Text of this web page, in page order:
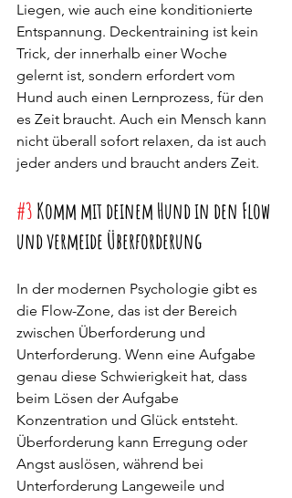
Liegen, wie auch eine konditionierte
Entspannung. Deckentraining ist kein
Trick, der innerhalb einer Woche
gelernt ist, sondern erfordert vom
Hund auch einen Lernprozess, für den
es Zeit braucht. Auch ein Mensch kann
nicht überall sofort relaxen, da ist auch
jeder anders und braucht anders Zeit.
#3 Komm mit deinem Hund in den Flow
und vermeide Überforderung
In der modernen Psychologie gibt es
die Flow-Zone, das ist der Bereich
zwischen Überforderung und
Unterforderung. Wenn eine Aufgabe
genau diese Schwierigkeit hat, dass
beim Lösen der Aufgabe
Konzentration und Glück entsteht.
Überforderung kann Erregung oder
Angst auslösen, während bei
Unterforderung Langeweile und